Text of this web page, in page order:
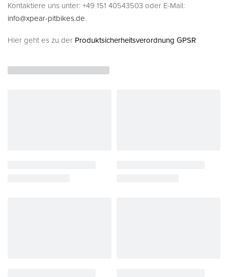
Kontaktiere uns unter: +49 151 40543503 oder E-Mail:
info@xpear-pitbikes.de.
Hier geht es zu der Produktsicherheitsverordnung GPSR